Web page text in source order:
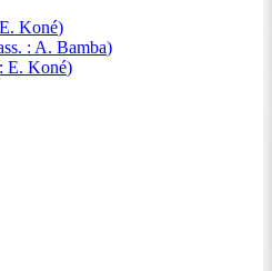
E. Koné)
: A. Bamba)
E. Koné)